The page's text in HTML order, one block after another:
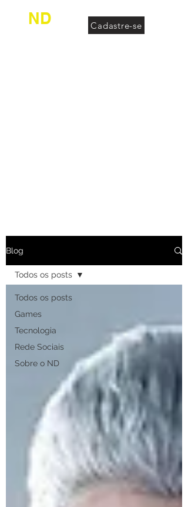
ND Cadastre-se
Blog
Todos os posts
Games
Tecnologia
Rede Sociais
Sobre o ND
Todos os posts